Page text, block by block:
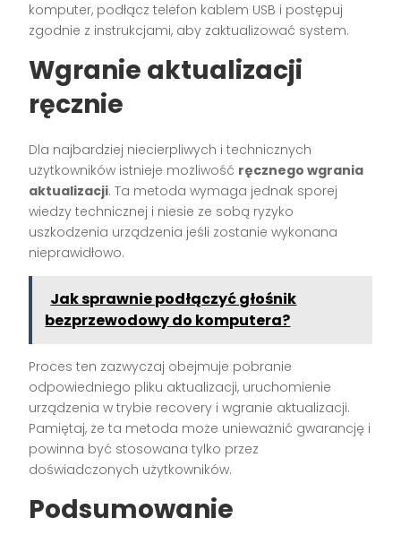
komputer, podłącz telefon kablem USB i postępuj
zgodnie z instrukcjami, aby zaktualizować system.
Wgranie aktualizacji
ręcznie
Dla najbardziej niecierpliwych i technicznych
użytkowników istnieje możliwość ręcznego wgrania
aktualizacji. Ta metoda wymaga jednak sporej
wiedzy technicznej i niesie ze sobą ryzyko
uszkodzenia urządzenia jeśli zostanie wykonana
nieprawidłowo.
Jak sprawnie podłączyć głośnik
bezprzewodowy do komputera?
Proces ten zazwyczaj obejmuje pobranie
odpowiedniego pliku aktualizacji, uruchomienie
urządzenia w trybie recovery i wgranie aktualizacji.
Pamiętaj, że ta metoda może unieważnić gwarancję i
powinna być stosowana tylko przez
doświadczonych użytkowników.
Podsumowanie